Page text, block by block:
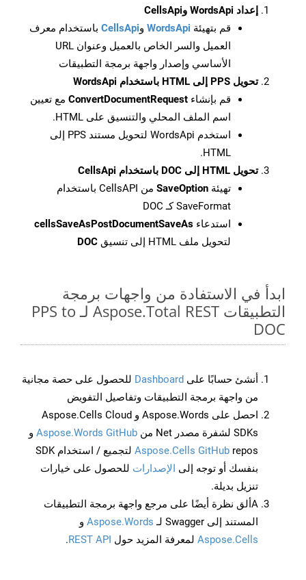
إعداد WordsApi وCellsApi
قم بتهيئة WordsApi وCellsApi باستخدام معرف
العميل والسر الخاص بالعميل وعنوان URL
الأساسي وإصدار واجهة برمجة التطبيقات
تحويل PPS إلى HTML باستخدام WordsApi
قم بإنشاء ConvertDocumentRequest مع تعيين
اسم الملف المحلي والتنسيق على HTML.
استخدم WordsApi لتحويل مستند PPS إلى
HTML.
تحويل HTML إلى DOC باستخدام CellsApi
تهيئة SaveOption
من CellsAPI باستخدام
SaveFormat كـ DOC
استدعاء cellsSaveAsPostDocumentSaveAs
لتحويل ملف HTML إلى تنسيق
DOC
ابدأ في الاستفادة من واجهات برمجة
التطبيقات Aspose.Total REST لـ PPS to
DOC
أنشئ حسابًا على Dashboard للحصول على حصة مجانية
من واجهة برمجة التطبيقات وتفاصيل التفويض
احصل على Aspose.Words و Aspose.Cells Cloud
SDKs لشفرة مصدر Net من
Aspose.Words GitHub و
Aspose.Cells GitHub
repos لتجميع / استخدام SDK
بنفسك أو توجه إلى الإصدارات للحصول على خيارات
تنزيل بديلة.
Aألق نظرة أيضًا على مرجع واجهة برمجة التطبيقات
المستند إلى Swagger لـ
Aspose.Words و
Aspose.Cells لمعرفة المزيد حول REST API
.